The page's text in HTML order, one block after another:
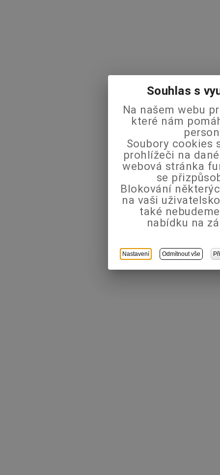
Souhlas s
Na našem webu
které nám
Soubory cookies
prohlížeči na
webová stránka
se
Blokování
na vaši
také
nabídku na
Nastavení Odmítnout vše